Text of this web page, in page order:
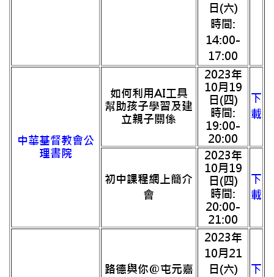
日(六)
時間:
14:00-
17:00
中華基督教會公
理書院
如何利用AI工具
幫助孩子學習及建
立親子關係
2023年
10月19
日(四)
時間:
19:00-
20:00
下
載
初中課程網上簡介
會
2023年
10月19
日(四)
時間:
20:00-
21:00
下
載
路德與你@屯元嘉
2023年
10月21
日(六)
下